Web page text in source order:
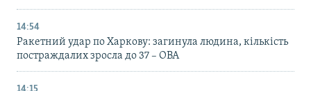
14:54
Ракетний удар по Харкову: загинула людина, кількість
постраждалих зросла до 37 – ОВА